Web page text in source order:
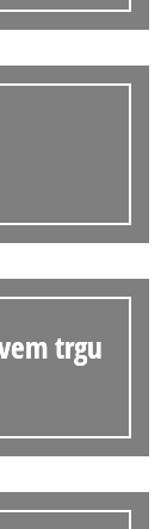
trgu